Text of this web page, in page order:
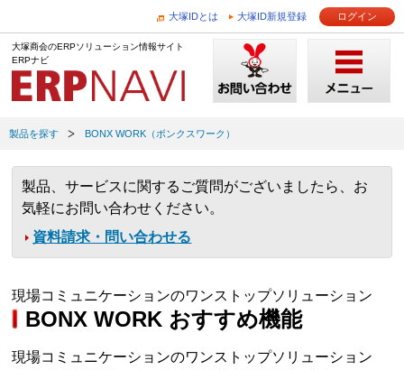
大塚IDとは 大塚ID新規登録 ログイン
大塚商会のERPソリューション情報サイト
ERPナビ
製品を探す BONX WORK（ボンクスワーク）
製品、サービスに関するご質問がございましたら、お
気軽にお問い合わせください。
資料請求・問い合わせる
現場コミュニケーションのワンストップソリューション
BONX WORK おすすめ機能
現場コミュニケーションのワンストップソリューション